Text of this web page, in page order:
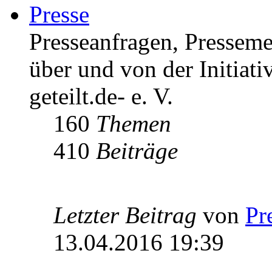
Presse
Presseanfragen,
über und von der
geteilt.de- e. V.
160 Themen
410 Beiträge
Letzter Beitrag von
13.04.2016 19:39